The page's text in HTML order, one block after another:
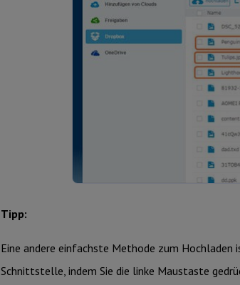
Tipp:
Eine andere einfachste Methode zum
Schnittstelle, indem Sie die linke Maustaste